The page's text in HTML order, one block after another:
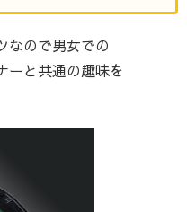
なので男女での
ーと共通の趣味を